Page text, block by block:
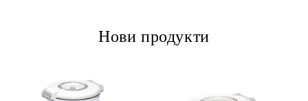
Нови продукти